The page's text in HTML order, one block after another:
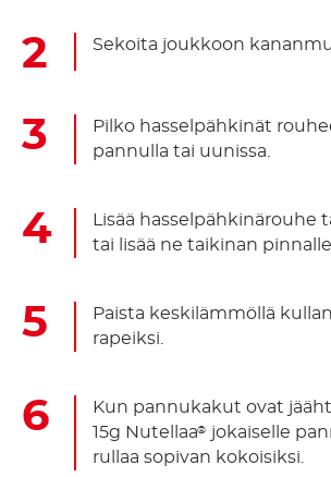
Sekoita joukkoon
Pilko hasselpähkinät
pannulla tai uunissa.
Lisää hasselpähkinärouhe
tai lisää ne taikinan
Paista keskilämmöllä
rapeiksi.
Kun pannukakut ovat
15g Nutellaa® jokaiselle
rullaa sopivan kokoisiksi.